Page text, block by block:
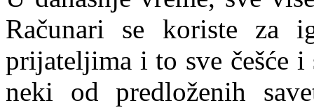
Računari se koriste za
prijateljima i to sve češće
neki od predloženih